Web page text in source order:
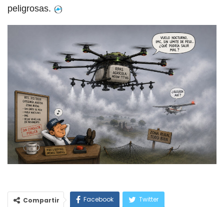
peligrosas.
Compartir Facebook Twitter